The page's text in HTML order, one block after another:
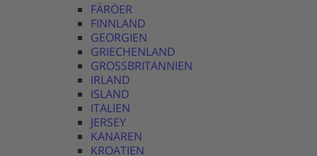
FÄRÖER
FINNLAND
GEORGIEN
GRIECHENLAND
GROSSBRITANNIEN
IRLAND
ISLAND
ITALIEN
JERSEY
KANAREN
KROATIEN